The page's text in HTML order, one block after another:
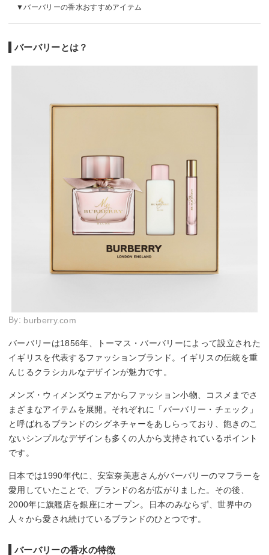
バーバリーの香水おすすめアイテム
バーバリーとは？
By: burberry.com
バーバリーは1856年、トーマス・バーバリーによって設立された
イギリスを代表するファッションブランド。イギリスの伝統を重
んじるクラシカルなデザインが魅力です。
メンズ・ウィメンズウェアからファッション小物、コスメまでさ
まざまなアイテムを展開。それぞれに「バーバリー・チェック」
と呼ばれるブランドのシグネチャーをあしらっており、飽きのこ
ないシンプルなデザインも多くの人から支持されているポイント
です。
日本では1990年代に、安室奈美恵さんがバーバリーのマフラーを
愛用していたことで、ブランドの名が広がりました。その後、
2000年に旗艦店を銀座にオープン。日本のみならず、世界中の
人々から愛され続けているブランドのひとつです。
バーバリーの香水の特徴